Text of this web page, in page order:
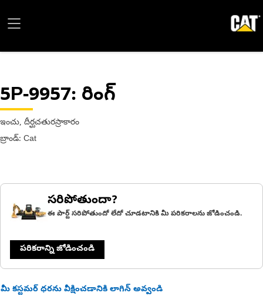
5P-9957: రింగ్
ఇంచు, దీర్ఘచతురస్రాకారం
బ్రాండ్: Cat
సరిపోతుందా?
ఈ పార్ట్ సరిపోతుందో లేదో చూడటానికి మీ పరికరాలను జోడించండి.
పరికరాన్ని జోడించండి
మీ కస్టమర్ ధరను వీక్షించడానికి లాగిన్ అవ్వండి